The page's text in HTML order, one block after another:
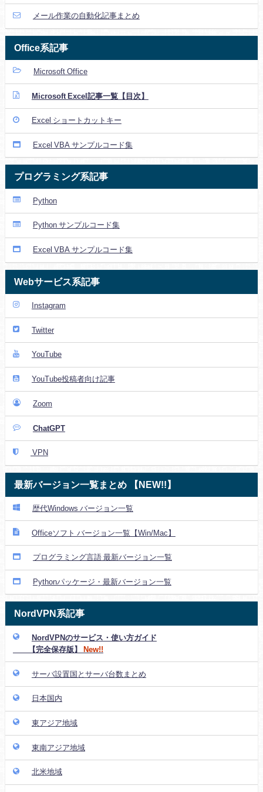
メール作業の自動化記事まとめ
Office系記事
Microsoft Office
Microsoft Excel記事一覧【目次】
Excel ショートカットキー
Excel VBA サンプルコード集
プログラミング系記事
Python
Python サンプルコード集
Excel VBA サンプルコード集
Webサービス系記事
Instagram
Twitter
YouTube
YouTube投稿者向け記事
Zoom
ChatGPT
VPN
最新バージョン一覧まとめ 【NEW!!】
歴代Windows バージョン一覧
Officeソフト バージョン一覧【Win/Mac】
プログラミング言語 最新バージョン一覧
Pythonパッケージ・最新バージョン一覧
NordVPN系記事
NordVPNのサービス・使い方ガイド
【完全保存版】
New!!
サーバ設置国とサーバ台数まとめ
日本国内
東アジア地域
東南アジア地域
北米地域